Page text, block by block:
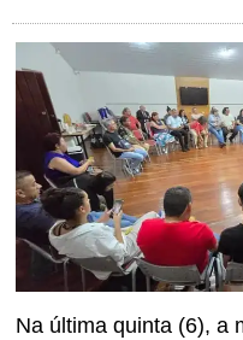
Na última quinta (6), a